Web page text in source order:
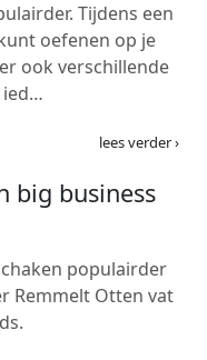
Tijdens een
oefenen op je
ook verschillende
ied…
lees verder ›
big business
populairder
Remmelt Otten vat